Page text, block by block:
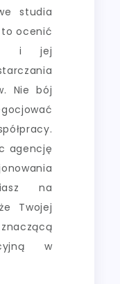
studia
to ocenić
i jej
Nie bój
agencję
na
Twojej
w